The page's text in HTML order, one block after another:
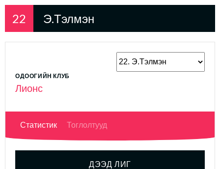
22 Э.Тэлмэн
ОДООГИЙН КЛУБ
Лионс
Статистик Тоглолтууд
ДЭЭД ЛИГ